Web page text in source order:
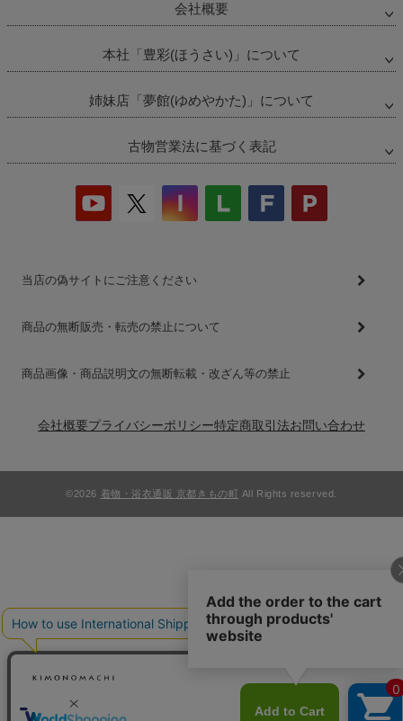
会社概要
本社「豊彩(ほうさい)」について
姉妹店「夢館(ゆめやかた)」について
古物営業法に基づく表記
当店の偽サイトにご注意ください
商品の無断販売・転売の禁止について
商品画像・商品説明文の無断転載・改ざん等の禁止
会社概要プライバシーポリシー特定商取引法お問い合わせ
©2026 着物・浴衣通販 京都きもの町 All Rights reserved.